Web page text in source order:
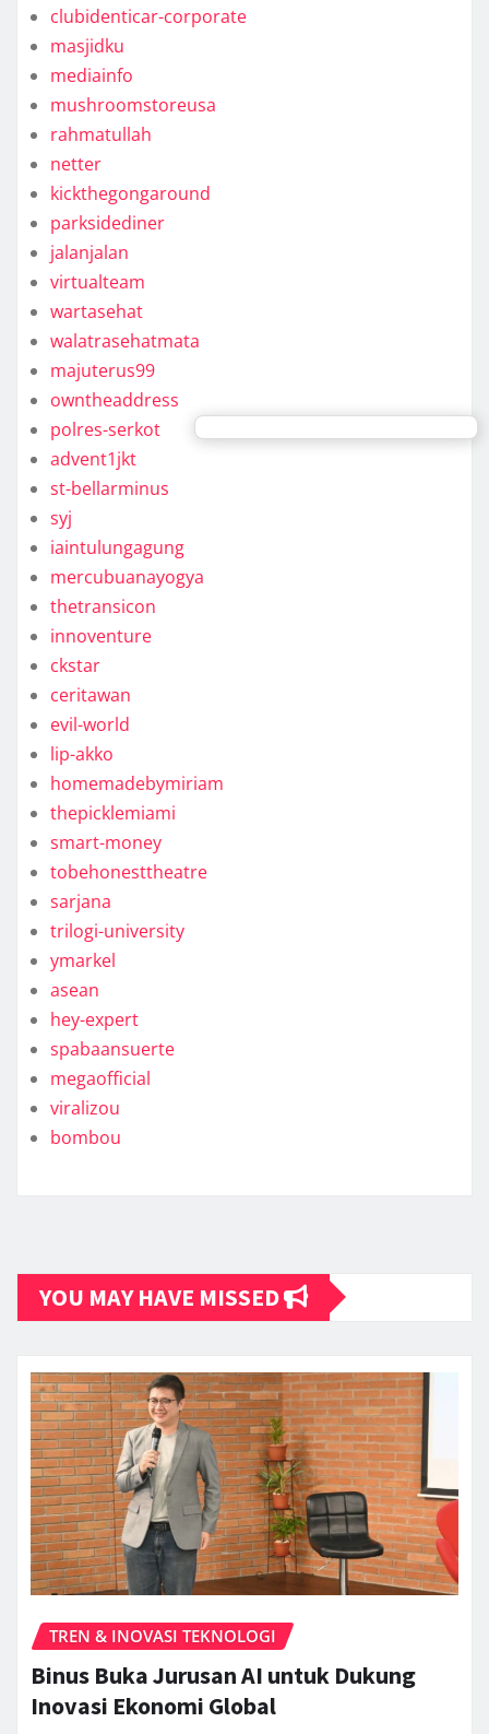
clubidenticar-corporate
masjidku
mediainfo
mushroomstoreusa
rahmatullah
netter
kickthegongaround
parksidediner
jalanjalan
virtualteam
wartasehat
walatrasehatmata
majuterus99
owntheaddress
polres-serkot
advent1jkt
st-bellarminus
syj
iaintulungagung
mercubuanayogya
thetransicon
innoventure
ckstar
ceritawan
evil-world
lip-akko
homemadebymiriam
thepicklemiami
smart-money
tobehonesttheatre
sarjana
trilogi-university
ymarkel
asean
hey-expert
spabaansuerte
megaofficial
viralizou
bombou
YOU MAY HAVE MISSED
TREN & INOVASI TEKNOLOGI
Binus Buka Jurusan AI untuk Dukung
Inovasi Ekonomi Global